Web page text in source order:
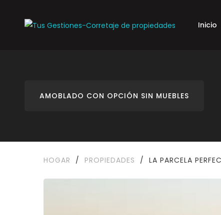
Inicio
AMOBLADO CON OPCIÓN SIN MUEBLES
HOGAR / PROPIEDADES / LA PARCELA